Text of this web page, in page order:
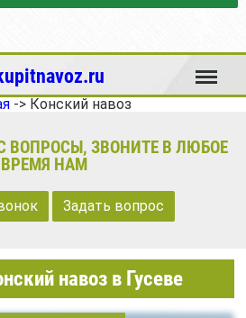
Меню
-> Конский навоз
ВОПРОСЫ, ЗВОНИТЕ В ЛЮБОЕ
ВРЕМЯ НАМ
Задать вопрос
навоз в Гусеве